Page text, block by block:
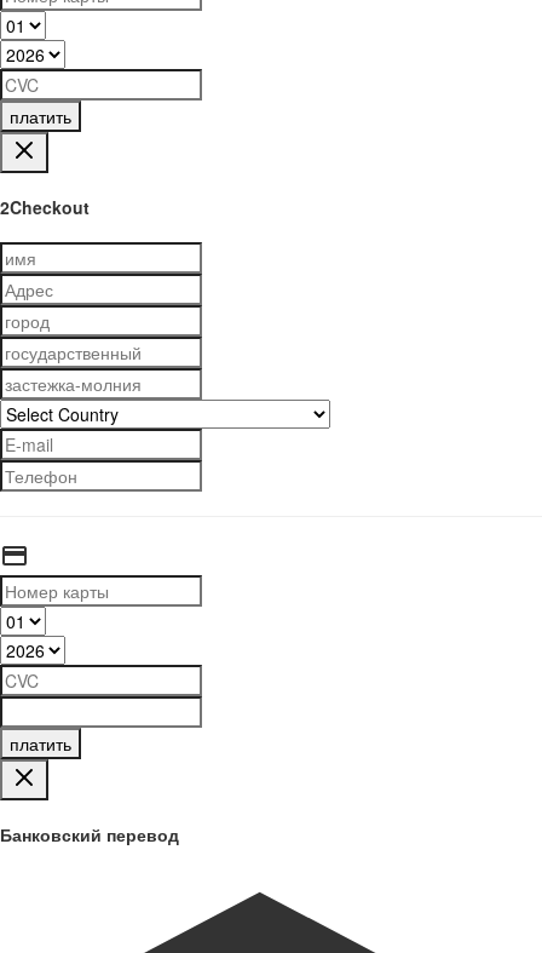
платить
2Checkout
платить
Банковский перевод